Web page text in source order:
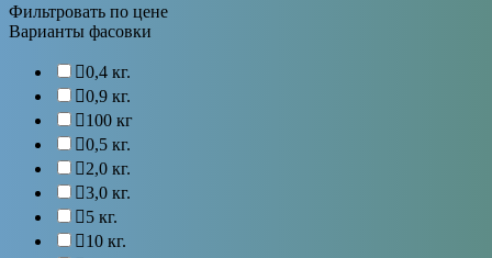
Фильтровать по цене
Варианты фасовки
0,4 кг.
0,9 кг.
100 кг
0,5 кг.
2,0 кг.
3,0 кг.
5 кг.
10 кг.